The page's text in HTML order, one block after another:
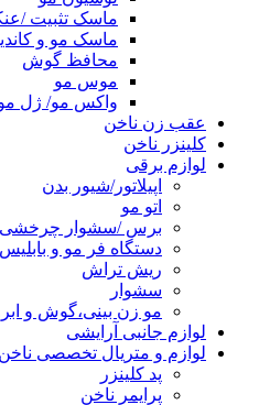
ماسک تثبیت /
ماسک مو و
محافظ گوش
موس مو
واکس مو/ ژل
عقب زن ناخن
کلینزر ناخن
لوازم برقی
اپیلاتور/شیور بدن
اتو مو
برس /سشوار چرخشی
دستگاه فر مو و بابلیس
ریش تراش
سشوار
مو زن بینی،گوش و
لوازم جانبی آرایشی
لوازم و متریال تخصصی ناخن
پد کلینزر
پرایمر ناخن